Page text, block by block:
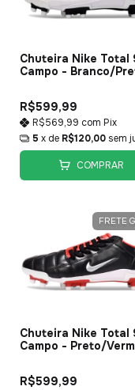
Chuteira Nike Total
Campo - Branco/
R$599,99
R$569,99 com Pix
5 x de R$120,00 sem
COMPRAR
FRETE
Chuteira Nike Total
Campo - Preto/
R$599,99